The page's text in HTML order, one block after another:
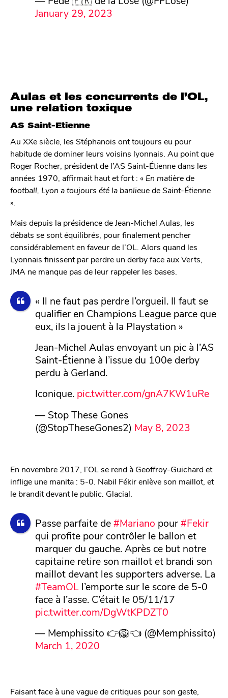
January 29, 2023
Aulas et les concurrents de l’OL,
une relation toxique
AS Saint-Etienne
Au XXe siècle, les Stéphanois ont toujours eu pour
habitude de dominer leurs voisins lyonnais. Au point que
Roger Rocher, président de l’AS Saint-Étienne dans les
années 1970, affirmait haut et fort : « En matière de
football, Lyon a toujours été la banlieue de Saint-Étienne
».
Mais depuis la présidence de Jean-Michel Aulas, les
débats se sont équilibrés, pour finalement pencher
considérablement en faveur de l’OL. Alors quand les
Lyonnais finissent par perdre un derby face aux Verts,
JMA ne manque pas de leur rappeler les bases.
« Il ne faut pas perdre l’orgueil. Il faut se
qualifier en Champions League parce que
eux, ils la jouent à la Playstation »
Jean-Michel Aulas envoyant un pic à l’AS
Saint-Étienne à l’issue du 100e derby
perdu à Gerland.
Iconique. pic.twitter.com/gnA7KW1uRe
— Stop These Gones
(@StopTheseGones2) May 8, 2023
En novembre 2017, l’OL se rend à Geoffroy-Guichard et
inflige une manita : 5-0. Nabil Fékir enlève son maillot, et
le brandit devant le public. Glacial.
Passe parfaite de#Mariano pour#Fekir
qui profite pour contrôler le ballon et
marquer du gauche. Après ce but notre
capitaine retire son maillot et brandi son
maillot devant les supporters adverse. La
#TeamOL l’emporte sur le score de 5-0
face à l’asse. C’était le 05/11/17
pic.twitter.com/DgWtKPDZT0
— Memphissito 👉🦁👈 (@Memphissito)
March 1, 2020
Faisant face à une vague de critiques pour son geste,